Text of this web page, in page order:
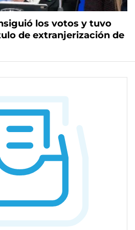
los votos y tuvo
de extranjerización de